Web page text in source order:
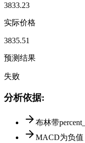
3833.23
实际价格
3835.51
预测结果
失败
分析依据:
布林带
MACD为负值